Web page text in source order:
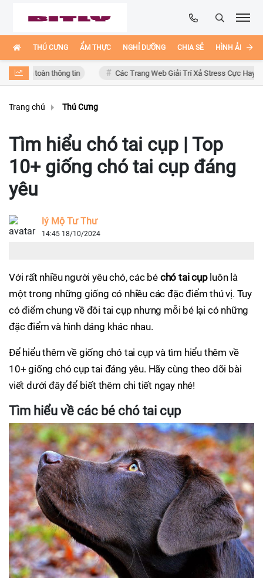
THÚ CƯNG ẨM THỰC NGHỈ DƯỠNG CHIA SẺ HÌNH ẢNH
thông tin Các Trang Web Giải Trí Xả Stress Cực Hay Ho Trên
Trang chủ Thú Cưng
Tìm hiểu chó tai cụp | Top
10+ giống chó tai cụp đáng
yêu
lý Mộ Tư Thư
14:45 18/10/2024
Với rất nhiều người yêu chó, các bé chó tai cụpluôn là
một trong những giống có nhiều các đặc điểm thú vị. Tuy
có điểm chung về đôi tai cụp nhưng mỗi bé lại có những
đặc điểm và hình dáng khác nhau.
Để hiểu thêm về giống chó tai cụp và tìm hiểu thêm về
10+ giống chó cụp tai đáng yêu. Hãy cùng theo dõi bài
viết dưới đây để biết thêm chi tiết ngay nhé!
Tìm hiểu về các bé chó tai cụp